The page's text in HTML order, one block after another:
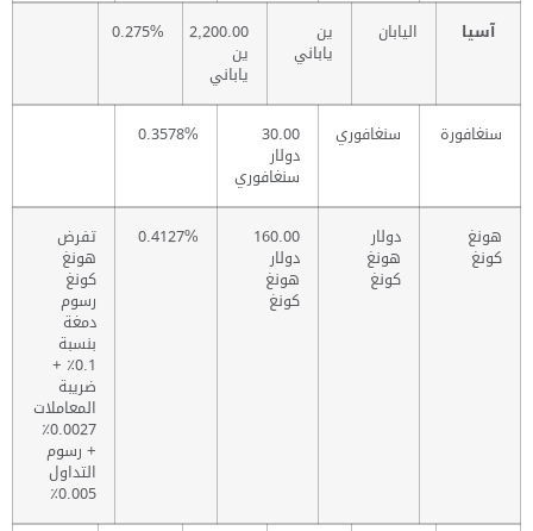
آسيا اليابان ين
ياباني
2,200.00
ين
ياباني
0.275%
سنغافورة سنغافوري 30.00
دولار
سنغافوري
0.3578%
هونغ
كونغ
دولار
هونغ
كونغ
160.00
دولار
هونغ
كونغ
0.4127% تفرض
هونغ
كونغ
رسوم
دمغة
بنسبة
0.1٪ +
ضريبة
المعاملات
0.0027٪
+ رسوم
التداول
0.005٪